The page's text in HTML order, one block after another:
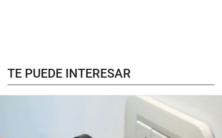
TE PUEDE INTERESAR